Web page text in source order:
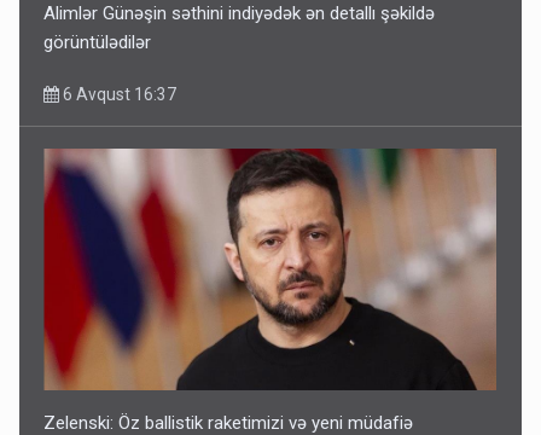
Alimlər Günəşin səthini indiyədək ən detallı şəkildə
görüntülədilər
6 Avqust 16:37
Zelenski: Öz ballistik raketimizi və yeni müdafiə